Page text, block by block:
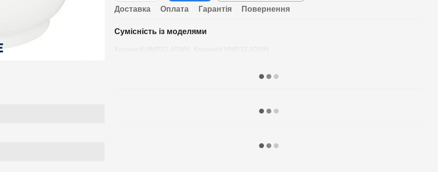
Доставка Оплата Гарантія Повернення
Сумісність із моделями
Kenwood HMP32.A0WH, Kenwood HMP32.A0WH